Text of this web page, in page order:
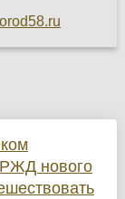
РЖД нового